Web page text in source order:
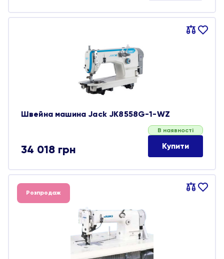
Порівняти
В
Швейна машина Jack JK8558G-1-WZ
34 018 грн
В наявності
Купити
Порівняти
В
Розпродаж